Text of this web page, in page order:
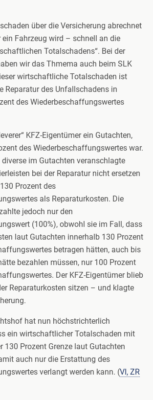
über die Versicherung abrechnet
Fahrzeug wird – schnell an die
Totalschadens“. Bei der
wir das Thmema auch beim SLK
wirtschaftliche Totalschaden ist
Reparatur des Unfallschadens in
des Wiederbeschaffungswertes
KFZ-Eigentümer ein Gutachten,
des Wiederbeschaffungswertes war.
im Gutachten veranschlagte
bei der Reparatur nicht ersetzen
Prozent des
als Reparaturkosten. Die
jedoch nur den
(100%), obwohl sie im Fall, dass
laut Gutachten innerhalb 130 Prozent
betragen hätten, auch bis
bezahlen müssen, nur 100 Prozent
Der KFZ-Eigentümer blieb
Reparaturkosten sitzen – und klagte
hat nun höchstrichterlich
ein wirtschaftlicher Totalschaden mit
130 Prozent Grenze laut Gutachten
auch nur die Erstattung des
verlangt werden kann. (VI, ZR